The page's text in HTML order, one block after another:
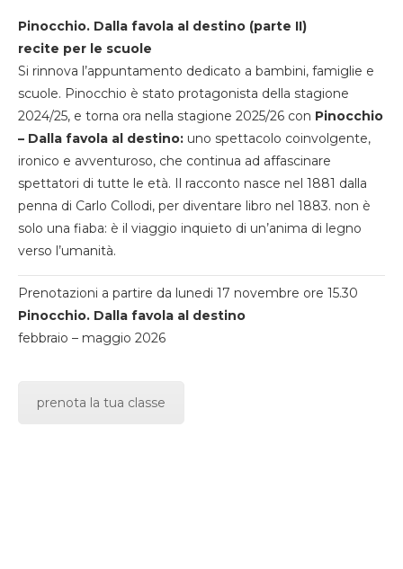
Pinocchio. Dalla favola al destino (parte II)
recite per le scuole
Si rinnova l’appuntamento dedicato a bambini, famiglie e
scuole. Pinocchio è stato protagonista della stagione
2024/25, e torna ora nella stagione 2025/26 con Pinocchio
– Dalla favola al destino: uno spettacolo coinvolgente,
ironico e avventuroso, che continua ad affascinare
spettatori di tutte le età. Il racconto nasce nel 1881 dalla
penna di Carlo Collodi, per diventare libro nel 1883. non è
solo una fiaba: è il viaggio inquieto di un’anima di legno
verso l’umanità.
Prenotazioni a partire da lunedi 17 novembre ore 15.30
Pinocchio. Dalla favola al destino
febbraio – maggio 2026
prenota la tua classe